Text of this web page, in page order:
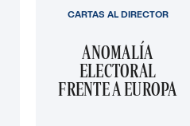
ANOMALÍA
ELECTORAL
FRENTE A EUROPA
CARTAS AL DIRECTOR